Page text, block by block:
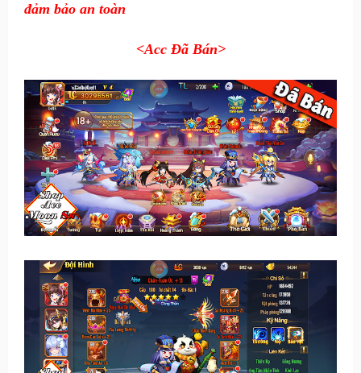
đảm bảo an toàn
<Acc Đã Bán>